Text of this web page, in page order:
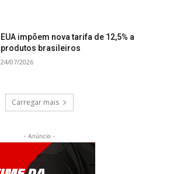
EUA impõem nova tarifa de 12,5% a
produtos brasileiros
24/07/2026
Carregar mais
- Anúncio -